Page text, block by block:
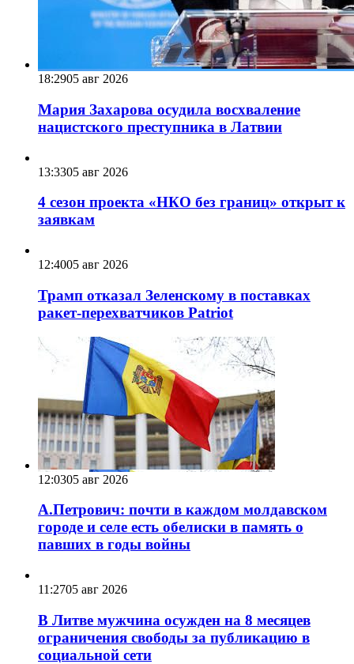
18:2905 авг 2026
Мария Захарова осудила восхваление
нацистского преступника в Латвии
13:3305 авг 2026
4 сезон проекта «НКО без границ» открыт к
заявкам
12:4005 авг 2026
Трамп отказал Зеленскому в поставках
ракет-перехватчиков Patriot
12:0305 авг 2026
А.Петрович: почти в каждом молдавском
городе и селе есть обелиски в память о
павших в годы войны
11:2705 авг 2026
В Литве мужчина осужден на 8 месяцев
ограничения свободы за публикацию в
социальной сети